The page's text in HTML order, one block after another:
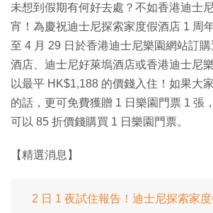
未想到假期有何好去處？不如香港迪士
宵！為慶祝迪士尼探索家度假酒店 1 周
至 4 月 29 日於香港迪士尼樂園網站訂
酒店、迪士尼好萊塢酒店或香港迪士尼
以最平 HK$1,188 的價錢入住！如果大
的話，更可免費獲贈 1 日樂園門票 1 張
可以 85 折價錢購買 1 日樂園門票。
【精選消息】
2 日 1 夜試住報告！迪士尼探索家